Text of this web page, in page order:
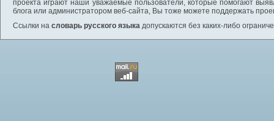
проекта играют наши уважаемые пользователи, которые помогают
блога или администратором веб-сайта, Вы тоже можете поддержать
Ссылки на словарь русского языка допускаются без каких-либо